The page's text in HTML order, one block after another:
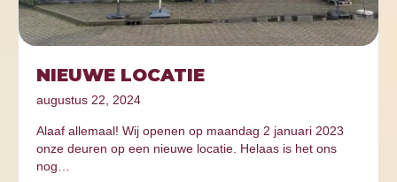
NIEUWE LOCATIE
augustus 22, 2024
Alaaf allemaal! Wij openen op maandag 2 januari 2023
onze deuren op een nieuwe locatie. Helaas is het ons
nog…